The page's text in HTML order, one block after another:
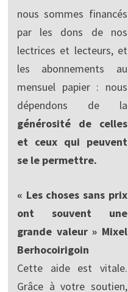
nous sommes financés
par les dons de nos
lectrices et lecteurs, et
les abonnements au
mensuel papier : nous
dépendons de la
générosité de celles
et ceux qui peuvent
se le permettre.
« Les choses sans prix
ont souvent une
grande valeur » Mixel
Berhocoirigoin
Cette aide est vitale.
Grâce à votre soutien,